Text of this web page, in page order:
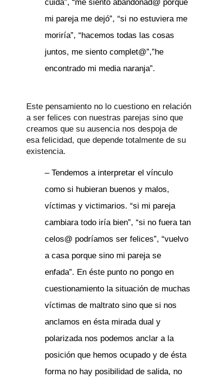
cuida”, “me siento abandonad@ porque
mi pareja me dejó”, “si no estuviera me
moriría”, “hacemos todas las cosas
juntos, me siento complet@”,”he
encontrado mi media naranja”.
Este pensamiento no lo cuestiono en relación
a ser felices con nuestras parejas sino que
creamos que su ausencia nos despoja de
esa felicidad, que depende totalmente de su
existencia.
– Tendemos a interpretar el vínculo
como si hubieran buenos y malos,
víctimas y victimarios. “si mi pareja
cambiara todo iría bien”, “si no fuera tan
celos@ podríamos ser felices”, “vuelvo
a casa porque sino mi pareja se
enfada”. En éste punto no pongo en
cuestionamiento la situación de muchas
víctimas de maltrato sino que si nos
anclamos en ésta mirada dual y
polarizada nos podemos anclar a la
posición que hemos ocupado y de ésta
forma no hay posibilidad de salida, no